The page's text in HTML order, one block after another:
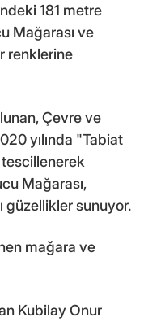
181 metre
Mağarası ve
renklerine
Çevre ve
yılında "Tabiat
tescillenerek
Mağarası,
güzellikler sunuyor.
mağara ve
Kubilay Onur